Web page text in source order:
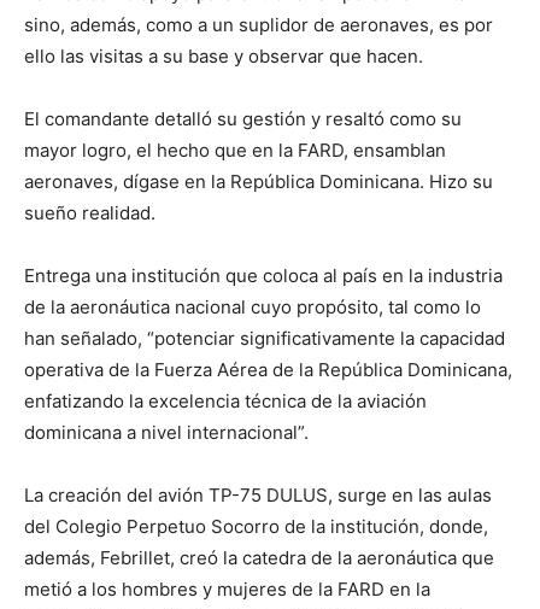
sino, además, como a un suplidor de aeronaves, es por
ello las visitas a su base y observar que hacen.
El comandante detalló su gestión y resaltó como su
mayor logro, el hecho que en la FARD, ensamblan
aeronaves, dígase en la República Dominicana. Hizo su
sueño realidad.
Entrega una institución que coloca al país en la industria
de la aeronáutica nacional cuyo propósito, tal como lo
han señalado, “potenciar significativamente la capacidad
operativa de la Fuerza Aérea de la República Dominicana,
enfatizando la excelencia técnica de la aviación
dominicana a nivel internacional”.
La creación del avión TP-75 DULUS, surge en las aulas
del Colegio Perpetuo Socorro de la institución, donde,
además, Febrillet, creó la catedra de la aeronáutica que
metió a los hombres y mujeres de la FARD en la